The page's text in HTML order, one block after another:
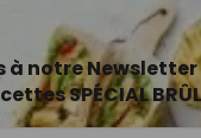
notre Newsletter
SPÉCIAL